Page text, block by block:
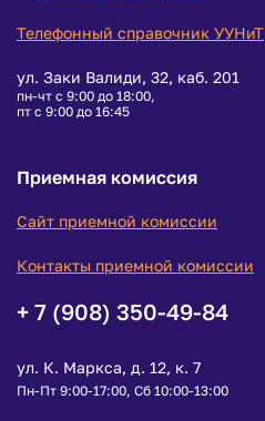
Телефонный справочник УУНиТ
ул. Заки Валиди, 32, каб. 201
пн-чт с 9:00 до 18:00,
пт с 9:00 до 16:45
Приемная комиссия
Сайт приемной комиссии
Контакты приемной комиссии
+ 7 (908) 350-49-84
ул. К. Маркса, д. 12, к. 7
Пн-Пт 9:00-17:00, Сб 10:00-13:00